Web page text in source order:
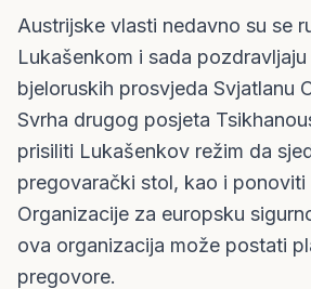
Austrijske vlasti nedavno su se
Lukašenkom i sada pozdravljaju
bjeloruskih prosvjeda Svjatlanu
Svrha drugog posjeta
prisiliti Lukašenkov režim da
pregovarački stol, kao i ponoviti
Organizacije za europsku
ova organizacija može postati
pregovore.